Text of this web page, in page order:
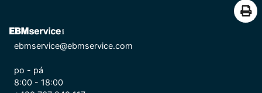
ebmservice@ebmservice.com
po - pá
8:00 - 18:00